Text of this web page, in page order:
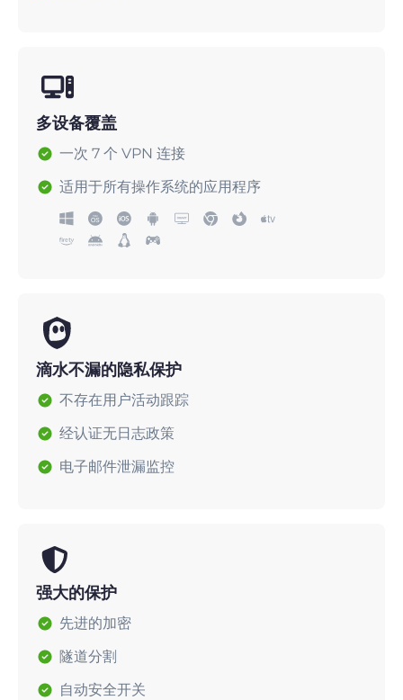
多设备覆盖
一次 7 个 VPN 连接
适用于所有操作系统的应用程序
滴水不漏的隐私保护
不存在用户活动跟踪
经认证无日志政策
电子邮件泄漏监控
强大的保护
先进的加密
隧道分割
自动安全开关